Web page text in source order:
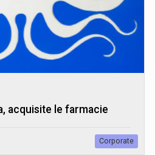
acquisite le farmacie
Corporate